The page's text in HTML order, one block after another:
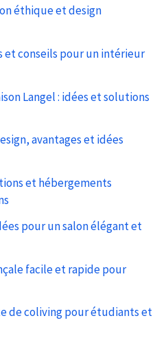
éthique et design
et conseils pour un intérieur
Langel : idées et solutions
avantages et idées
et hébergements
pour un salon élégant et
facile et rapide pour
de coliving pour étudiants et